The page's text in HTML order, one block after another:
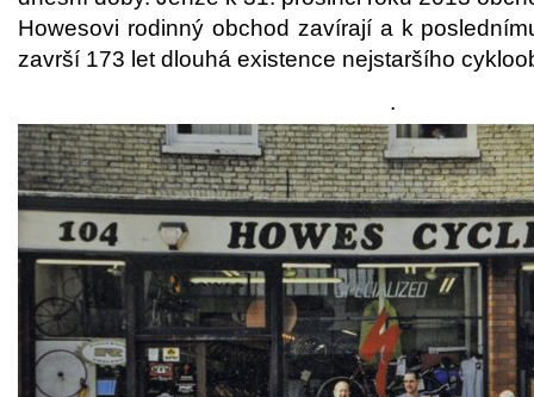
Howesovi rodinný obchod zavírají a k
završí 173 let dlouhá existence nejstaršího
.